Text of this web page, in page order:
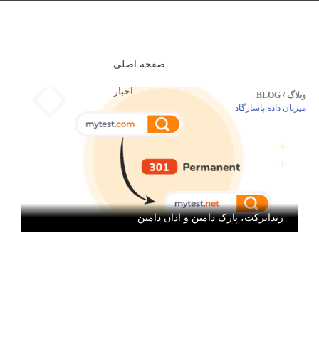
وبلاگ / BLOG
میزبان داده پاسارگاد
صفحه اصلی
اخبار
مقالات آموزشی
ریدایرکت، پارک دامین و ادان دامین